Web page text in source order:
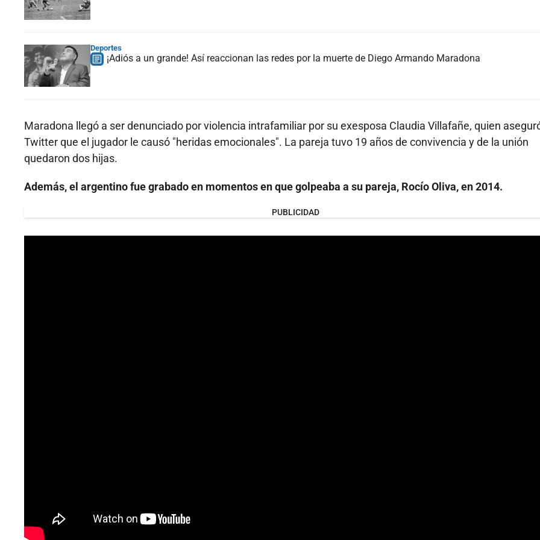
Deportes
¡Adiós a un grande! Así reaccionan las redes por la muerte de Diego Armando Maradona
Maradona llegó a ser denunciado por violencia intrafamiliar por su exesposa Claudia Villafañe, quien
Twitter que el jugador le causó "heridas emocionales". La pareja tuvo 19 años de convivencia y de la unión
quedaron dos hijas.
Además, el argentino fue grabado en momentos en que golpeaba a su pareja, Rocío Oliva, en 2014.
PUBLICIDAD